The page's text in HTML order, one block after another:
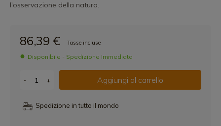
l'osservazione della natura.
86,39 € Tasse incluse
Disponibile - Spedizione Immediata
- + Aggiungi al carrello
Spedizione in tutto il mondo